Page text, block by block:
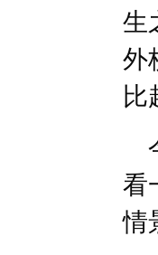
生
外
比
看
情